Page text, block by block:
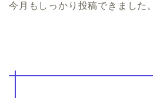
今月もしっかり投稿できました。